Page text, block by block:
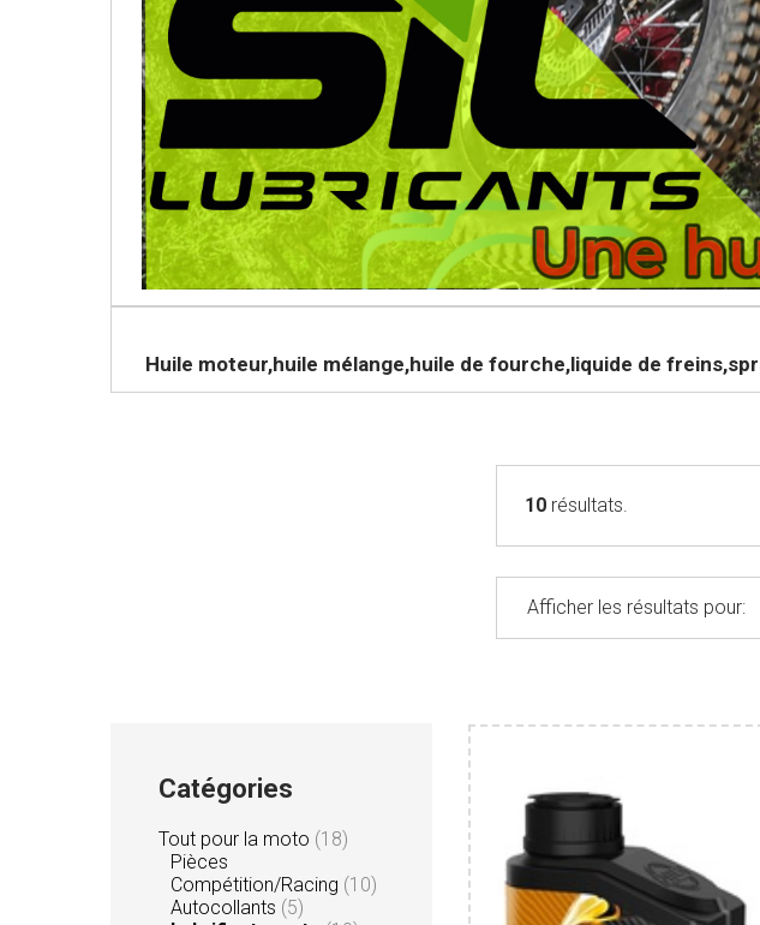
Huile moteur,huile mélange,huile de fourche,liquide de
10 résultats.
Afficher les résultats pour:
Catégories
Tout pour la moto (18)
Pièces
Compétition/Racing (10)
Autocollants (5)